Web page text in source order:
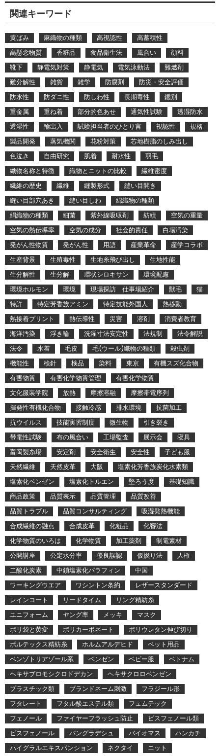
関連キーワード
黄ばみ 麻織物の種類 高視認性
高蓄積性
高懸念物質
香粧品 食品衛生法 風合い
顔料
靴下
静電気対策 静電気 電気泳動法
難燃剤
難分解性
雑貨 雑学 防腐剤
防災・安全評価
防水性
防ダニ性 防しわ性 長期毒性
鑑別
重金属
重ね着 部分的色あせ 通気性試験
透湿防水
透湿性
輸出入 試験担当者のひとり言 視認性
規格
製品開発
蒸気機関 花粉対策
芯地樹脂のしみ出し
色泣き
自由研究 肌着 耐水性
羽毛
織物名称と特徴
織物とニットの比較
繊維密度
繊維の歴史
繊維 縫製形式
縫い目開き
縫い目部穴あき
縫い目しわ
綿織物の種類
絹織物の種類
細菌 紫外線吸収剤 紡績
空気の重量
空気の熱伝導率
空気の成分 社会的責任
白場汚染
発がん性物質
発がん性 用語 産業革命
産学コラボ
生産背景
生殖毒性 生地糸飛び出し
生地性能
生分解性
生分解 環状シロキサン
環境配慮
環境ホルモン
環境 現場探訪 仕事場紹介 獣毛
猫
特許
特定芳香族アミン 特定技能外国人
熱移動
熱接着プリント
熱伝導性 災害 溶剤
消費者教育
海洋汚染
浮き輪 洗濯寸法安定性 法規制
法令解説
法令
水着 毛皮 毛(ウール)織物の種類
殺虫剤
機能性
検針 検品 染料 東京
有機スズ化合物
有害物質
有害化学物質管理
有害化学物質
文化服装学院
放熱 摩擦溶融
摩擦帯電序列
揮発性有機化合物
接触冷感 排水環境
抗菌加工
抗ウイルス
技能実習制度 微生物
引き裂き
帯電性試験
布の風合い 工場監査 展示会
寝具
富岡製糸場
安定剤 安全衛生 安全性
子ども服
天然繊維
天然皮革 大阪
塩素化芳香族炭化水素類
塩素化ベンゼン
塩素化トルエン 堅ろう度
基礎知識
商品政策
品質表示 品質管理
品質改善
品質トラブル
品質コンサルティング
吸湿発熱機能
合成繊維の融点
合成皮革 化粧品
化審法
化学物質のいろは
化学物質 加工薬剤
制電素材
公開講座
公定水分率 優良誤認 仮撚り法
人権
二酸化炭素
中鎖塩素化パラフィン
中国
ワーキングウエア
ワシントン条約
レザースタンダード
レインコート
リードタイム
リング精紡糸
ユニフォーム
ヤング率 メッキ
マスク
ポリ袋と黄変
ポリカーボネート
ポリウレタン伸び切り
ボルテックス精紡糸
ホルムアルデヒド
ペット用品
ベンゾトリアゾール系
ベンゼン ベビー服
ベトナム
ヘキサブロモシクロドデカン
ヘキサクロロベンゼン
プラスチック類
ブランドネーム刺激
フラジール形
フタレート
フタル酸エステル類
フェムテック
フェノール
ファイヤーフラッシュ防止
ビスフェノール類
ビスフェノール
バングラデシュ バイオマス
ハンカチ
ハイグラルエキスパンション
ネクタイ ニット